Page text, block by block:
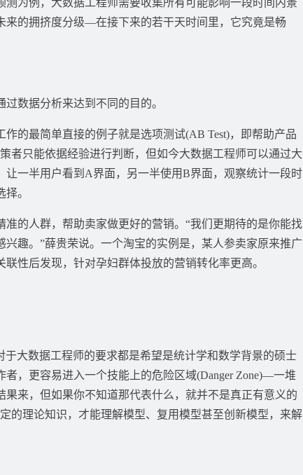
为例，大数据工程师需要收集所有可能影响一段时间内景
来的拥挤度分级—在接下来的若干天时间里，它究竟是畅
数据分析来达到不同的目的。
最简单直接的例子就是选项测试(AB Test)，即帮助产品
者只能依据经验进行判断，但如今大数据工程师可以通过大
一半用户看到A界面，另一半使用B界面，观察统计一段时
。
的人群，帮助卖家做更好的营销。“我们更期待的是你能找
趣。”薛贵荣说。一个淘宝的实例是，某人参卖家原来推广
性后发现，针对孕妇群体投放的营销转化率更高。
大数据工程师的要求都是希望是统计学和数学背景的硕士
，更容易进入一个技能上的危险区域(Danger Zone)—一堆
来，但如果你不知道那代表什么，就并不是真正有意义的
的理论知识，才能理解模型、复用模型甚至创新模型，来解